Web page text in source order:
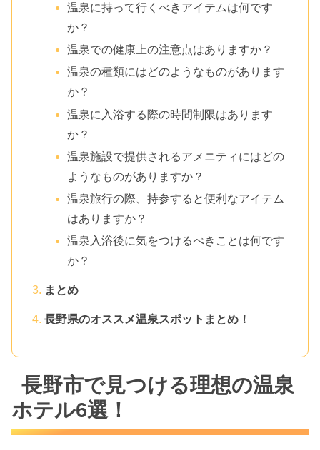
温泉に持って行くべきアイテムは何です
か？
温泉での健康上の注意点はありますか？
温泉の種類にはどのようなものがあります
か？
温泉に入浴する際の時間制限はあります
か？
温泉施設で提供されるアメニティにはどの
ようなものがありますか？
温泉旅行の際、持参すると便利なアイテム
はありますか？
温泉入浴後に気をつけるべきことは何です
か？
まとめ
長野県のオススメ温泉スポットまとめ！
長野市で見つける理想の温泉
ホテル6選！